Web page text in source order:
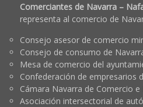
Comerciantes de Navarra –
representa al comercio de
Consejo asesor de comercio
Consejo de consumo de
Mesa de comercio del
Confederación de empresarios
Cámara Navarra de Comercio e
Asociación intersectorial de